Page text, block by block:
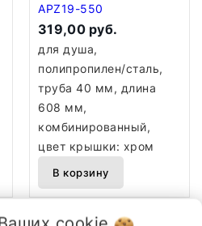
APZ19-550
319,00 руб.
для душа,
полипропилен/сталь,
труба 40 мм, длина
608 мм,
комбинированный,
цвет крышки: хром
В корзину